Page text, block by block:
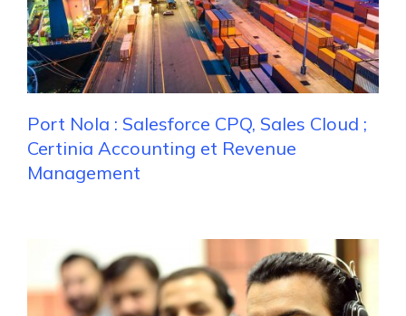
Port Nola : Salesforce CPQ, Sales Cloud ;
Certinia Accounting et Revenue
Management